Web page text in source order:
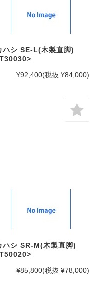
ハシ SE-L(木製直脚)
¥92,400(税抜 ¥84,000)
ハシ SR-M(木製直脚)
¥85,800(税抜 ¥78,000)